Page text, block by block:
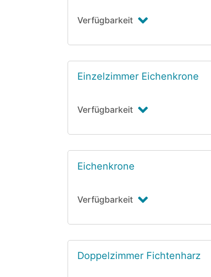
Verfügbarkeit
Einzelzimmer Eichenkrone
Verfügbarkeit
Eichenkrone
Verfügbarkeit
Doppelzimmer Fichtenharz